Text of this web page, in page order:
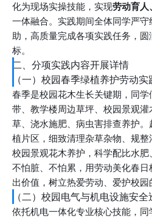
化为现场实操技能，实现劳动育人
一体融合。实践期间全体同学严
助，高质量完成各项实践任务，
标。
二、分项实践内容开展详情
（一）校园春季绿植养护劳动实
春季是校园花木生长关键期，同
带、教学楼周边草坪、校园景观
草、浇水施肥、病虫害排查养护
植片区，细致清理杂草杂物、规
校园景观花木养护，科学配比水
不怕脏、不怕累，用劳动美化春
出价值，树立热爱劳动、爱护校园
（二）校园电气与机电设施安全
依托机电一体化专业核心技能，